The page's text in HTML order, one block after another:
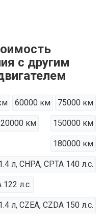
с другим
60000 км 75000 км
км 150000 км
180000 км
л, CHPA, CPTA 140 л.с.
122 л.с.
л, CZEA, CZDA 150 л.с.